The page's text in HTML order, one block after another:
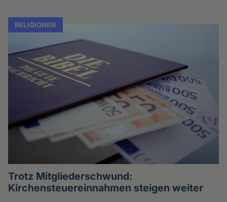
RELIGIONEN
Trotz Mitgliederschwund:
Kirchensteuereinnahmen steigen weiter